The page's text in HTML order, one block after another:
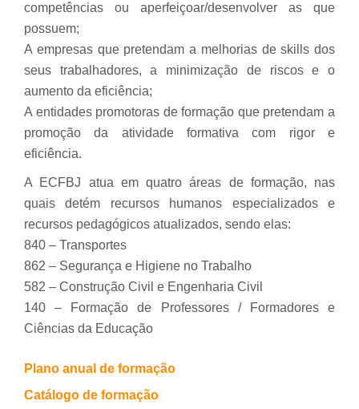
competências ou aperfeiçoar/desenvolver as que
possuem;
A empresas que pretendam a melhorias deskills dos
seus trabalhadores, a minimização de riscos e o
aumento da eficiência;
A entidades promotoras de formação que pretendam a
promoção da atividade formativa com rigor e
eficiência.
A ECFBJ atua em quatro áreas de formação, nas
quais detém recursos humanos especializados e
recursos pedagógicos atualizados, sendo elas:
840 – Transportes
862 – Segurança e Higiene no Trabalho
582 – Construção Civil e Engenharia Civil
140 – Formação de Professores / Formadores e
Ciências da Educação
Plano anual de formação
Catálogo de formação